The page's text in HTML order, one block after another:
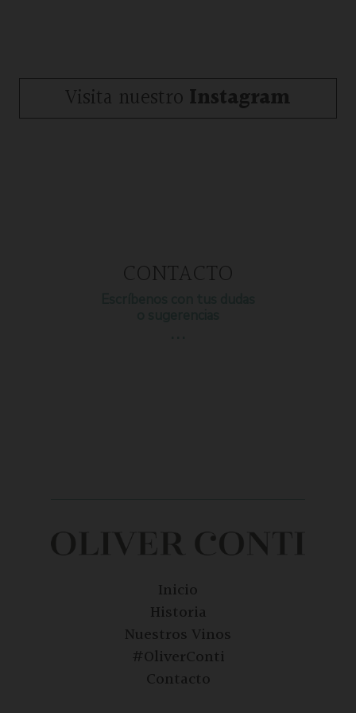
Visita nuestro Instagram
CONTACTO
Inicio
Historia
Nuestros Vinos
#OliverConti
Contacto